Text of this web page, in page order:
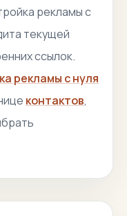
рекламы с
текущей
ссылок.
рекламы с нуля
контактов,